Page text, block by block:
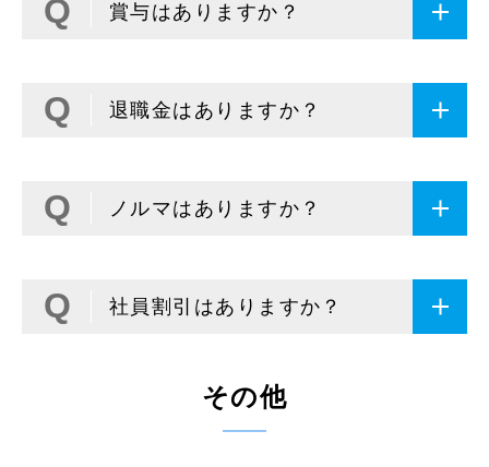
賞与はありますか？
退職金はありますか？
ノルマはありますか？
社員割引はありますか？
その他